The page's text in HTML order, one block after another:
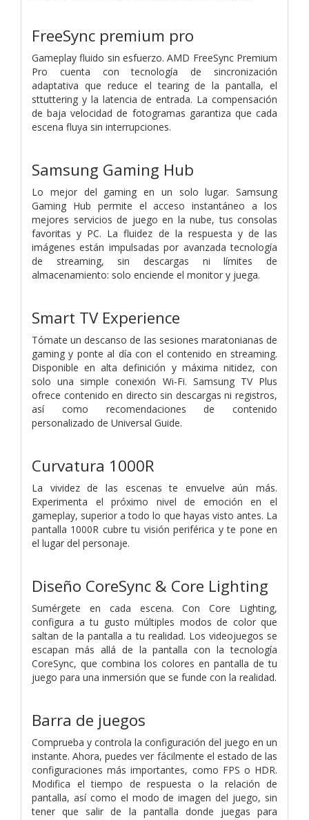
FreeSync premium pro
Gameplay fluido sin esfuerzo. AMD FreeSync Premium
Pro cuenta con tecnología de sincronización
adaptativa que reduce el tearing de la pantalla, el
sttuttering y la latencia de entrada. La compensación
de baja velocidad de fotogramas garantiza que cada
escena fluya sin interrupciones.
Samsung Gaming Hub
Lo mejor del gaming en un solo lugar. Samsung
Gaming Hub permite el acceso instantáneo a los
mejores servicios de juego en la nube, tus consolas
favoritas y PC. La fluidez de la respuesta y de las
imágenes están impulsadas por avanzada tecnología
de streaming, sin descargas ni límites de
almacenamiento: solo enciende el monitor y juega.
Smart TV Experience
Tómate un descanso de las sesiones maratonianas de
gaming y ponte al día con el contenido en streaming.
Disponible en alta definición y máxima nitidez, con
solo una simple conexión Wi-Fi. Samsung TV Plus
ofrece contenido en directo sin descargas ni registros,
así como recomendaciones de contenido
personalizado de Universal Guide.
Curvatura 1000R
La vividez de las escenas te envuelve aún más.
Experimenta el próximo nivel de emoción en el
gameplay, superior a todo lo que hayas visto antes. La
pantalla 1000R cubre tu visión periférica y te pone en
el lugar del personaje.
Diseño CoreSync & Core Lighting
Sumérgete en cada escena. Con Core Lighting,
configura a tu gusto múltiples modos de color que
saltan de la pantalla a tu realidad. Los videojuegos se
escapan más allá de la pantalla con la tecnología
CoreSync, que combina los colores en pantalla de tu
juego para una inmersión que se funde con la realidad.
Barra de juegos
Comprueba y controla la configuración del juego en un
instante. Ahora, puedes ver fácilmente el estado de las
configuraciones más importantes, como FPS o HDR.
Modifica el tiempo de respuesta o la relación de
pantalla, así como el modo de imagen del juego, sin
tener que salir de la pantalla donde juegas para